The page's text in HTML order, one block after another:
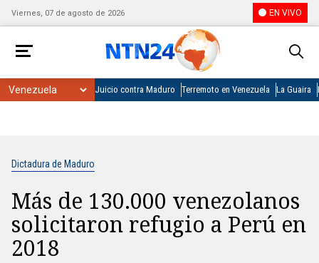
Viernes, 07 de agosto de 2026 EN VIVO
Juicio contra Maduro Terremoto en Venezuela La Guaira
Dictadura de Maduro
Más de 130.000 venezolanos
solicitaron refugio a Perú en
2018